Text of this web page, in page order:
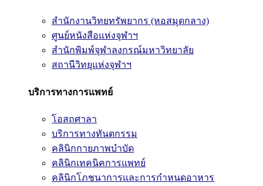
สำนักงานวิทยทรัพยากร (หอสมุดกลาง)
ศูนย์หนังสือแห่งจุฬาฯ
สำนักพิมพ์จุฬาลงกรณ์มหาวิทยาลัย
สถานีวิทยุแห่งจุฬาฯ
บริการทางการแพทย์
โอสถศาลา
บริการทางทันตกรรม
คลินิกกายภาพบำบัด
คลินิกเทคนิคการแพทย์
คลินิกโภชนาการและการกำหนดอาหาร